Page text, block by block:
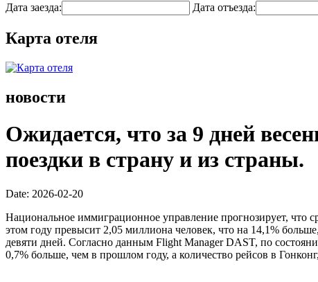
Дата заезда:
Дата отъезда:
Карта отеля
новости
Ожидается, что за 9 дней
поездки в страну и из страны.
Date: 2026-02-20
Национальное иммиграционное управление прогнозирует, что
этом году превысит 2,05 миллиона человек, что на 14,1%
девяти дней. Согласно данным Flight Manager DAST, по
0,7% больше, чем в прошлом году, а количество рейсов в